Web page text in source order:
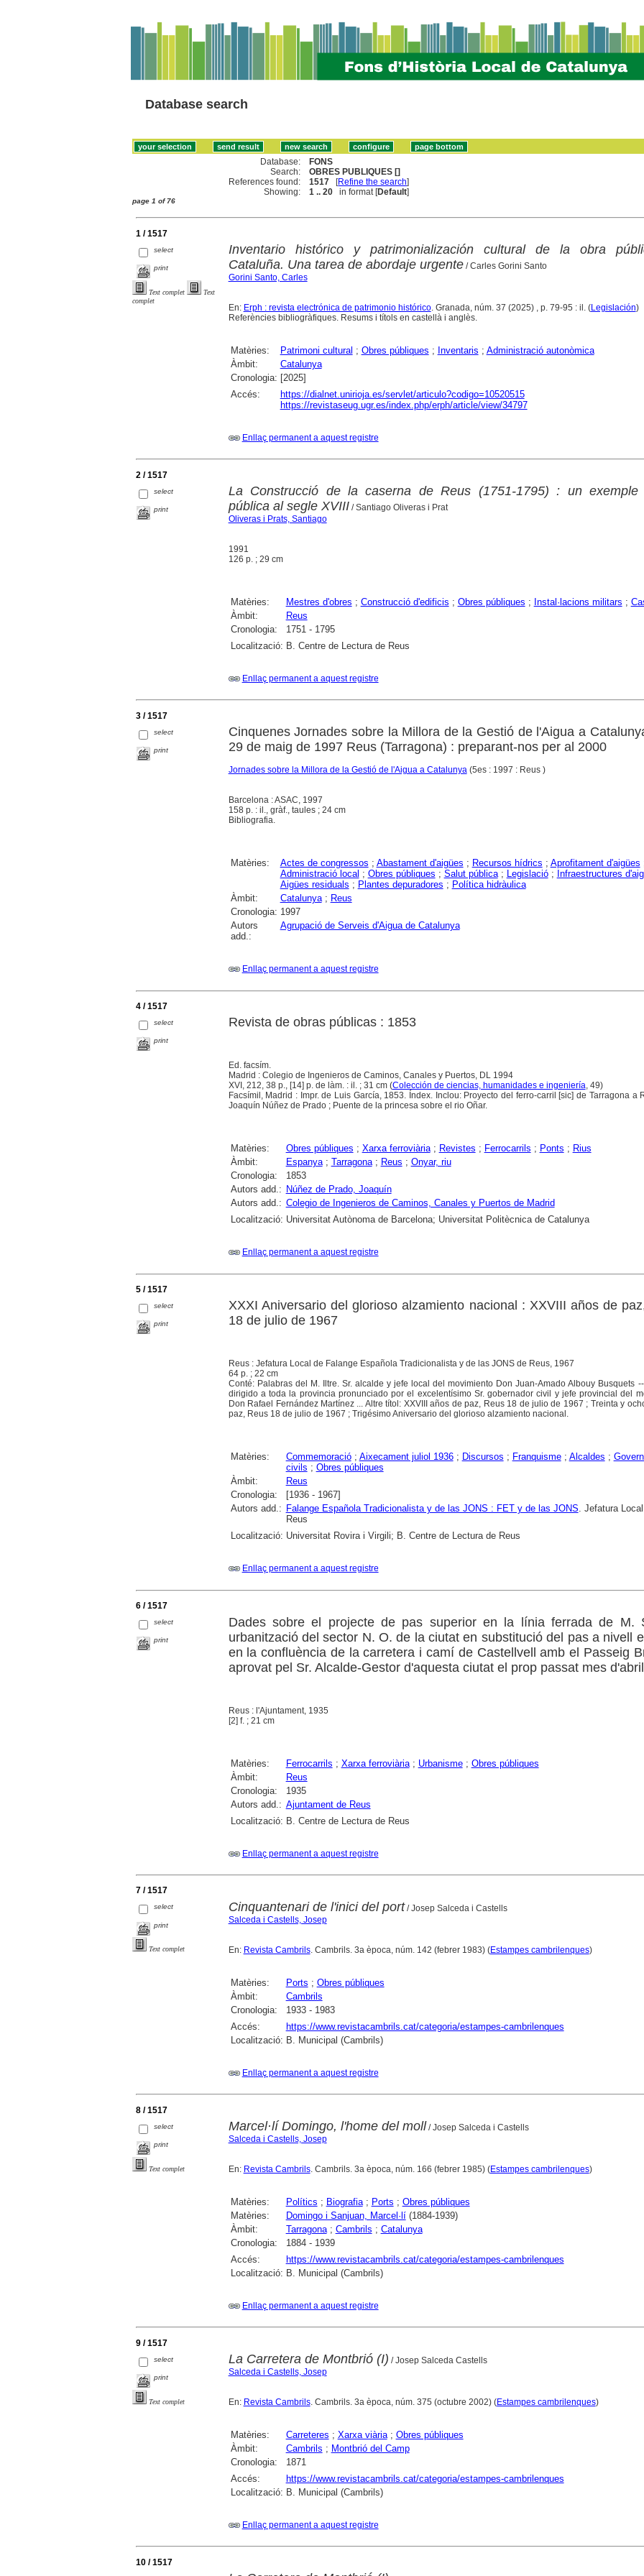
Database search
Database:
FONS
Search:
OBRES PUBLIQUES []
References found:
1517 [Refine the search]
Showing:
1 .. 20 in format [Default]
page 1 of 76
1 / 1517
select
print
Text complet
Text
complet
Inventario histórico y patrimonialización cultural de la obra
Cataluña. Una tarea de abordaje urgente/ Carles Gorini Santo
Gorini Santo, Carles
En: Erph : revista electrónica de patrimonio histórico. Granada, núm. 37 (2025) , p. 79-95 : il. (Legislación)
Referències bibliogràfiques. Resums i títols en castellà i anglès.
Matèries: Patrimoni cultural ; Obres públiques ; Inventaris ; Administració autonòmica
Àmbit:
Catalunya
Cronologia: [2025]
Accés:
https://dialnet.unirioja.es/servlet/articulo?codigo=10520515
https://revistaseug.ugr.es/index.php/erph/article/view/34797
Enllaç permanent a aquest registre
2 / 1517
select
print
La Construcció de la caserna de Reus (1751-1795) : un exemple
pública al segle XVIII / Santiago Oliveras i Prat
Oliveras i Prats, Santiago
1991
126 p. ; 29 cm
Matèries: Mestres d'obres ; Construcció d'edificis ; Obres públiques ; Instal·lacions militars ;
Àmbit:
Reus
Cronologia:
1751 - 1795
Localització: B. Centre de Lectura de Reus
Enllaç permanent a aquest registre
3 / 1517
select
print
Cinquenes Jornades sobre la Millora de la Gestió de l'Aigua a
29 de maig de 1997 Reus (Tarragona) : preparant-nos per al 2000
Jornades sobre la Millora de la Gestió de l'Aigua a Catalunya(5es : 1997 : Reus )
Barcelona : ASAC, 1997
158 p. : il., gràf., taules ; 24 cm
Bibliografia.
Matèries: Actes de congressos ; Abastament d'aigües ; Recursos hídrics ; Aprofitament d'aigües
Administració local ; Obres públiques ; Salut pública; Legislació; Infraestructures
Aigües residuals ; Plantes depuradores ; Política hidràulica
Àmbit:
Catalunya; Reus
Cronologia: 1997
Autors
add.:
Agrupació de Serveis d'Aigua de Catalunya
Enllaç permanent a aquest registre
4 / 1517
select
print
Revista de obras públicas : 1853
Ed. facsím.
Madrid : Colegio de Ingenieros de Caminos, Canales y Puertos, DL 1994
XVI, 212, 38 p., [14] p. de làm. : il. ; 31 cm (Colección de ciencias, humanidades e ingeniería, 49)
Facsímil, Madrid : Impr. de Luis García, 1853. Índex. Inclou: Proyecto del ferro-carril [sic] de Tarragona a
Joaquín Núñez de Prado ; Puente de la princesa sobre el rio Oñar.
Matèries: Obres públiques ; Xarxa ferroviària; Revistes ; Ferrocarrils ; Ponts ; Rius
Àmbit:
Espanya; Tarragona; Reus ; Onyar, riu
Cronologia:
1853
Autors add.: Núñez de Prado, Joaquín
Autors add.: Colegio de Ingenieros de Caminos, Canales y Puertos de Madrid
Localització: Universitat Autònoma de Barcelona; Universitat Politècnica de Catalunya
Enllaç permanent a aquest registre
5 / 1517
select
print
XXXI Aniversario del glorioso alzamiento nacional : XXVIII años de
18 de julio de 1967
Reus : Jefatura Local de Falange Española Tradicionalista y de las JONS de Reus, 1967
64 p. ; 22 cm
Conté: Palabras del M. Iltre. Sr. alcalde y jefe local del movimiento Don Juan-Amado Albouy Busquets
dirigido a toda la provincia pronunciado por el excelentísimo Sr. gobernador civil y jefe provincial del
Don Rafael Fernández Martínez ... Altre títol: XXVIII años de paz, Reus 18 de julio de 1967 ; Treinta y
paz, Reus 18 de julio de 1967 ; Trigésimo Aniversario del glorioso alzamiento nacional.
Matèries: Commemoració; Aixecament juliol 1936; Discursos ; Franquisme; Alcaldes ;
civils ; Obres públiques
Àmbit:
Reus
Cronologia:
[1936 - 1967]
Autors add.: Falange Española Tradicionalista y de las JONS : FET y de las JONS. Jefatura
Reus
Localització: Universitat Rovira i Virgili; B. Centre de Lectura de Reus
Enllaç permanent a aquest registre
6 / 1517
select
print
Dades sobre el projecte de pas superior en la línia ferrada de M.
urbanització del sector N. O. de la ciutat en substitució del pas a nivell
en la confluència de la carretera i camí de Castellvell amb el Passeig
aprovat pel Sr. Alcalde-Gestor d'aquesta ciutat el prop passat mes d'abril
Reus : l'Ajuntament, 1935
[2] f. ; 21 cm
Matèries: Ferrocarrils ; Xarxa ferroviària; Urbanisme; Obres públiques
Àmbit:
Reus
Cronologia:
1935
Autors add.: Ajuntament de Reus
Localització: B. Centre de Lectura de Reus
Enllaç permanent a aquest registre
7 / 1517
select
print
Text complet
Cinquantenari de l'inici del port/ Josep Salceda i Castells
Salceda i Castells, Josep
En: Revista Cambrils. Cambrils. 3a època, núm. 142 (febrer 1983) (Estampes cambrilenques)
Matèries: Ports ; Obres públiques
Àmbit:
Cambrils
Cronologia:
1933 - 1983
Accés:
https://www.revistacambrils.cat/categoria/estampes-cambrilenques
Localització: B. Municipal (Cambrils)
Enllaç permanent a aquest registre
8 / 1517
select
print
Text complet
Marcel·lí Domingo, l'home del moll/ Josep Salceda i Castells
Salceda i Castells, Josep
En: Revista Cambrils. Cambrils. 3a època, núm. 166 (febrer 1985) (Estampes cambrilenques)
Matèries: Polítics ; Biografia; Ports ; Obres públiques
Matèries:
Domingo i Sanjuan, Marcel·lí(1884-1939)
Àmbit:
Tarragona; Cambrils ; Catalunya
Cronologia:
1884 - 1939
Accés:
https://www.revistacambrils.cat/categoria/estampes-cambrilenques
Localització: B. Municipal (Cambrils)
Enllaç permanent a aquest registre
9 / 1517
select
print
Text complet
La Carretera de Montbrió (I) / Josep Salceda Castells
Salceda i Castells, Josep
En: Revista Cambrils. Cambrils. 3a època, núm. 375 (octubre 2002) (Estampes cambrilenques)
Matèries: Carreteres ; Xarxa viària; Obres públiques
Àmbit:
Cambrils ; Montbrió del Camp
Cronologia:
1871
Accés:
https://www.revistacambrils.cat/categoria/estampes-cambrilenques
Localització: B. Municipal (Cambrils)
Enllaç permanent a aquest registre
10 / 1517